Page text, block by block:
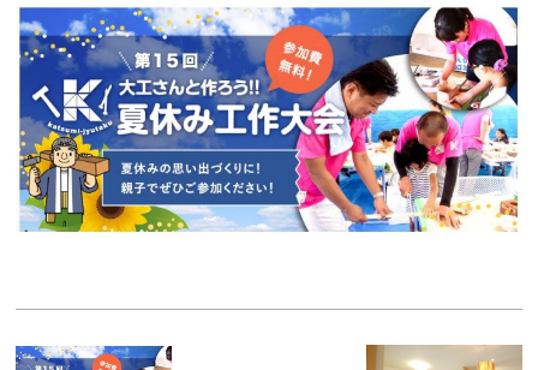
断熱・気密性能と快適性
長期優良住宅
ZEH
施工実績